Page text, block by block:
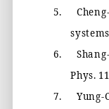
5.
6.
Phys.
7.
Yung-